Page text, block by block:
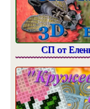
СП от